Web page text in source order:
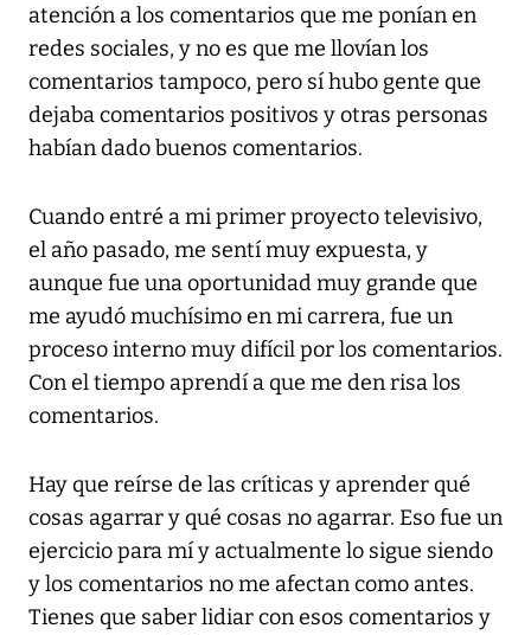
atención a los comentarios que me ponían en
redes sociales, y no es que me llovían los
comentarios tampoco, pero sí hubo gente que
dejaba comentarios positivos y otras personas
habían dado buenos comentarios.
Cuando entré a mi primer proyecto televisivo,
el año pasado, me sentí muy expuesta, y
aunque fue una oportunidad muy grande que
me ayudó muchísimo en mi carrera, fue un
proceso interno muy difícil por los comentarios.
Con el tiempo aprendí a que me den risa los
comentarios.
Hay que reírse de las críticas y aprender qué
cosas agarrar y qué cosas no agarrar. Eso fue un
ejercicio para mí y actualmente lo sigue siendo
y los comentarios no me afectan como antes.
Tienes que saber lidiar con esos comentarios y